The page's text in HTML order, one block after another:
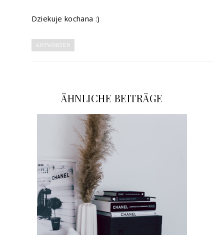
Dziekuje kochana :)
ANTWORTEN
ÄHNLICHE BEITRÄGE